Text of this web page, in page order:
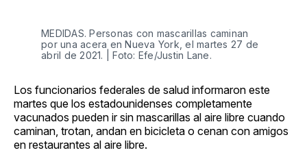
MEDIDAS. Personas con mascarillas caminan
por una acera en Nueva York, el martes 27 de
abril de 2021. | Foto: Efe/Justin Lane.
Los funcionarios federales de salud informaron este
martes que los estadounidenses completamente
vacunados pueden ir sin mascarillas al aire libre cuando
caminan, trotan, andan en bicicleta o cenan con amigos
en restaurantes al aire libre.